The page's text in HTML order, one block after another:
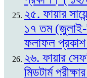
২৫. ফায়ার
১৭ তম (জুলাই-
ফলাফল
২৬. ফায়ার
মিডটার্ম